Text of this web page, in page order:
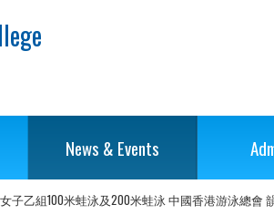
News & Events
子乙組100米蛙泳及200米蛙泳 中國香港游泳總會